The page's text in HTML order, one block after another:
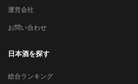
運営会社
お問い合わせ
日本酒を探す
総合ランキング